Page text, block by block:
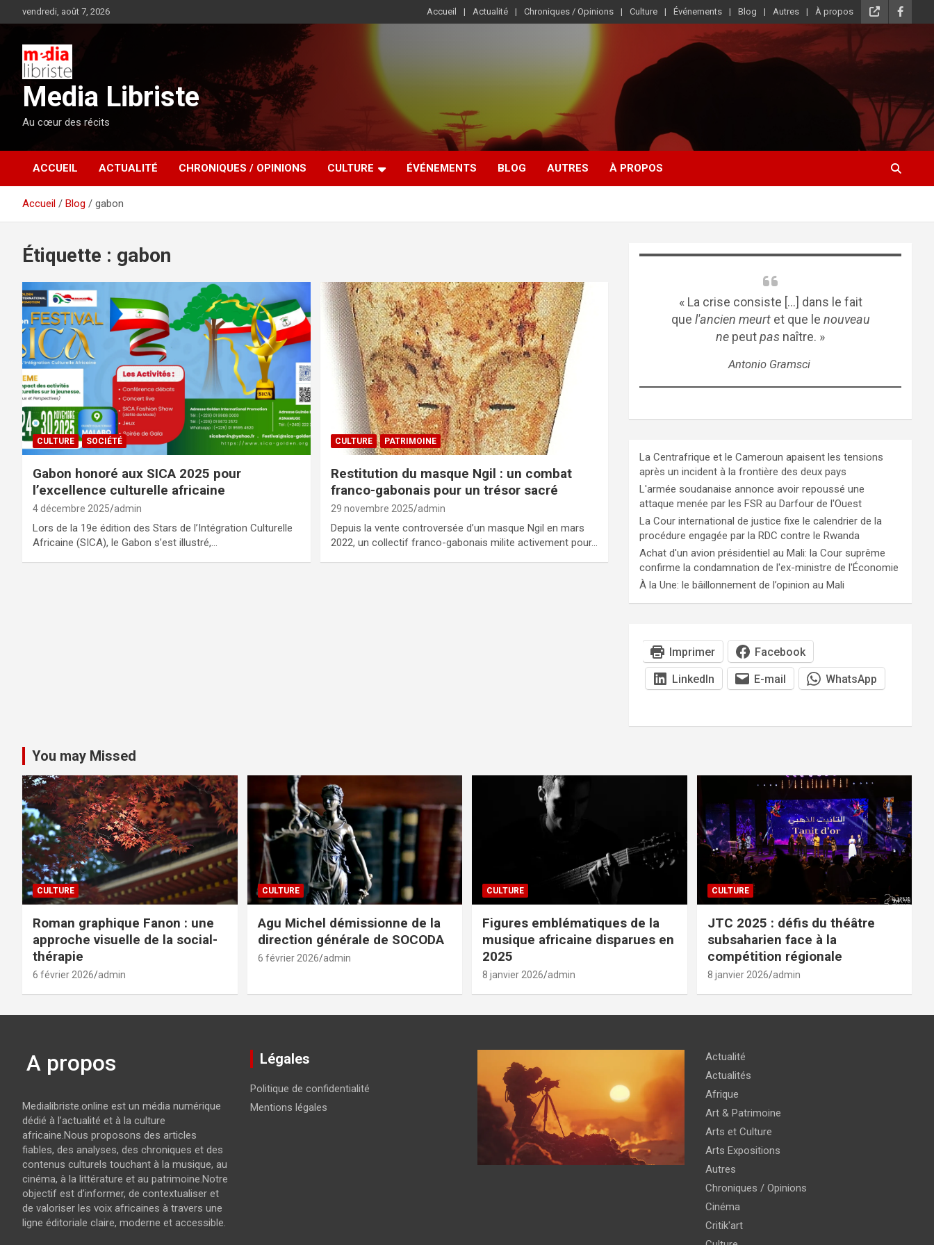
au
vendredi, août 7, 2026 Accueil Actualité Chroniques / Opinions Culture Événements Blog Autres À propos
Media Libriste
Au cœur des récits
ACCUEIL ACTUALITÉ CHRONIQUES / OPINIONS CULTURE ÉVÉNEMENTS BLOG AUTRES À PROPOS
Accueil Blog gabon
Étiquette : gabon
CULTURE SOCIÉTÉ
Gabon honoré aux SICA 2025 pour
l’excellence culturelle africaine
4 décembre 2025 admin
Lors de la 19e édition des Stars de l’Intégration Culturelle
Africaine (SICA), le Gabon s’est illustré,…
CULTURE PATRIMOINE
Restitution du masque Ngil : un combat
franco-gabonais pour un trésor sacré
29 novembre 2025 admin
Depuis la vente controversée d’un masque Ngil en mars
2022, un collectif franco-gabonais milite activement pour…
« La crise consiste [...] dans le fait
que l'ancien meurtet que le nouveau
ne peutpas naître. »
Antonio Gramsci
La Centrafrique et le Cameroun apaisent les tensions
après un incident à la frontière des deux pays
L'armée soudanaise annonce avoir repoussé une
attaque menée par les FSR au Darfour de l'Ouest
La Cour international de justice fixe le calendrier de la
procédure engagée par la RDC contre le Rwanda
Achat d'un avion présidentiel au Mali: la Cour suprême
confirme la condamnation de l'ex-ministre de l'Économie
À la Une: le bâillonnement de l’opinion au Mali
Imprimer Facebook
LinkedIn E-mail WhatsApp
You may Missed
CULTURE
Roman graphique Fanon : une
approche visuelle de la social-
thérapie
6 février 2026 admin
CULTURE
Agu Michel démissionne de la
direction générale de SOCODA
6 février 2026 admin
CULTURE
Figures emblématiques de la
musique africaine disparues en
2025
8 janvier 2026 admin
CULTURE
JTC 2025 : défis du théâtre
subsaharien face à la
compétition régionale
8 janvier 2026 admin
A propos
Medialibriste.online est un média numérique
dédié à l’actualité et à la culture
africaine.Nous proposons des articles
fiables, des analyses, des chroniques et des
contenus culturels touchant à la musique, au
cinéma, à la littérature et au patrimoine.Notre
objectif est d’informer, de contextualiser et
de valoriser les voix africaines à travers une
ligne éditoriale claire, moderne et accessible.
Légales
Politique de confidentialité
Mentions légales
Actualité
Actualités
Afrique
Art & Patrimoine
Arts et Culture
Arts Expositions
Autres
Chroniques / Opinions
Cinéma
Critik'art